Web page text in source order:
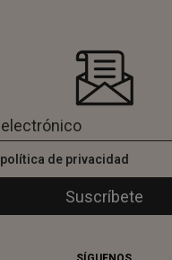
política de privacidad